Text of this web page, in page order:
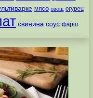
мясо овощ огурец
свинина соус фарш